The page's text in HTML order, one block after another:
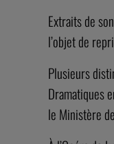
Extraits de son
l’objet de
Plusieurs
Dramatiques
le Ministère